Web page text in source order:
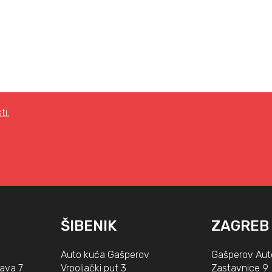
7
ŠIBENIK
Auto kuća Gašperov
Vrpoljački put 3
ZAGREB
Gašperov
Zastavnice 9